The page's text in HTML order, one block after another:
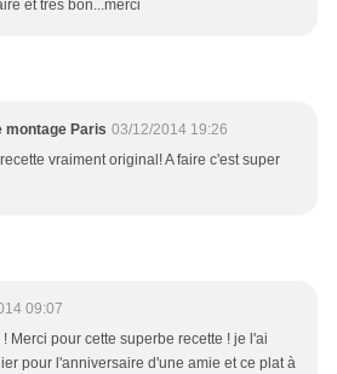
et très bon...merci
montage Paris 03/12/2014 19:26
vraiment original! A faire c'est super
09:07
Merci pour cette superbe recette ! je l'ai
pour l'anniversaire d'une amie et ce plat à